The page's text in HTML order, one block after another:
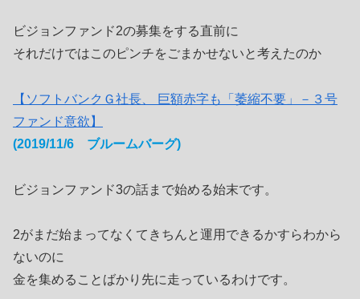
ビジョンファンド2の募集をする直前に
それだけではこのピンチをごまかせないと考えたのか
【ソフトバンクＧ社長、 巨額赤字も「萎縮不要」－３号
ファンド意欲】
(2019/11/6 ブルームバーグ)
ビジョンファンド3の話まで始める始末です。
2がまだ始まってなくてきちんと運用できるかすらわから
ないのに
金を集めることばかり先に走っているわけです。